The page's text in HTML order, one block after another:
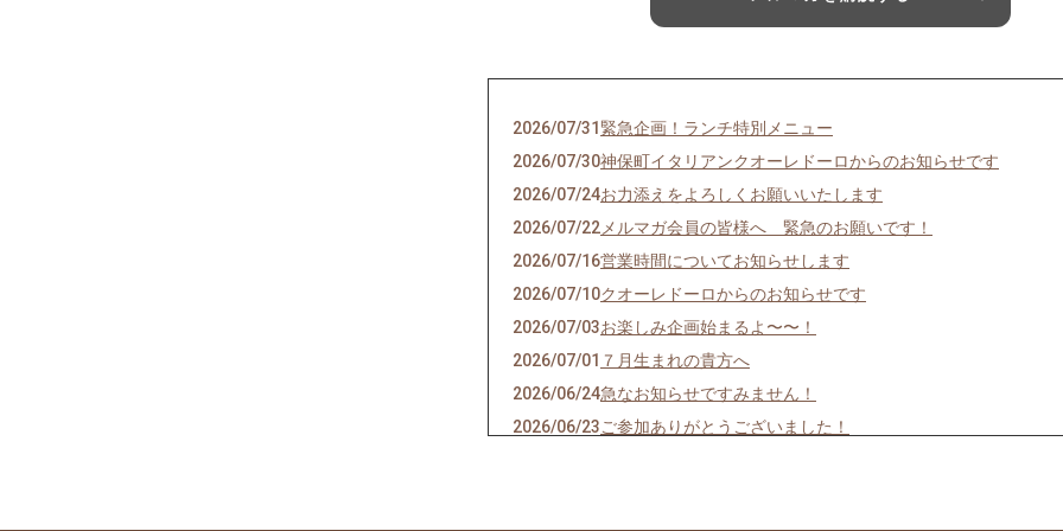
2026/07/31 緊急企画！ランチ特別メニュー
2026/07/30神保町イタリアンクオーレドーロからのお知らせです
2026/07/24お力添えをよろしくお願いいたします
2026/07/22 メルマガ会員の皆様へ 緊急のお願いです！
2026/07/16営業時間についてお知らせします
2026/07/10クオーレドーロからのお知らせです
2026/07/03お楽しみ企画始まるよ〜〜！
2026/07/01 ７月生まれの貴方へ
2026/06/24急なお知らせですみません！
2026/06/23ご参加ありがとうございました！
2026/05/28営業時間のご案内です